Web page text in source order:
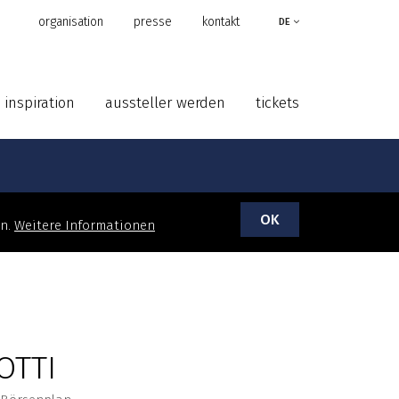
organisation presse kontakt DE
inspiration aussteller werden tickets
Weitere Informationen OK